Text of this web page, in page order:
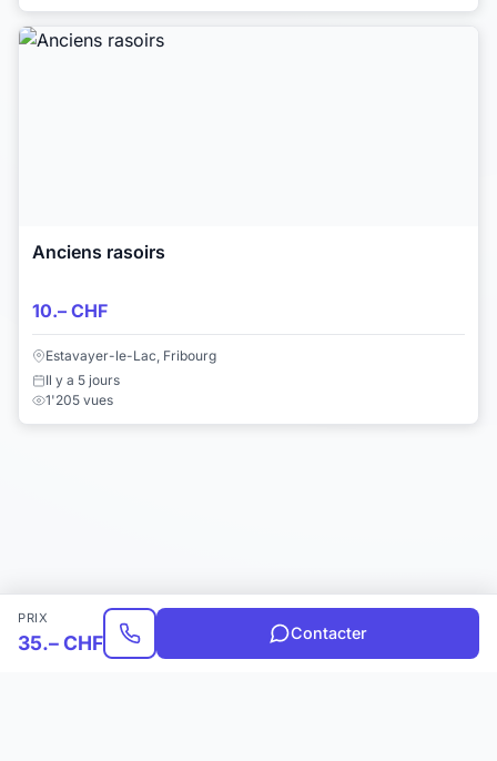
Anciens rasoirs
10.– CHF
Estavayer-le-Lac, Fribourg
Il y a 5 jours
1'205 vues
PRIX
35.– CHF Contacter